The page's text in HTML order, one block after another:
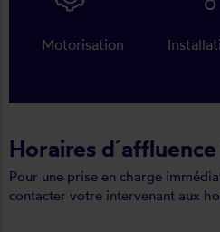
Motorisation
Horaires
Pour une prise en charge
contacter votre intervenant aux